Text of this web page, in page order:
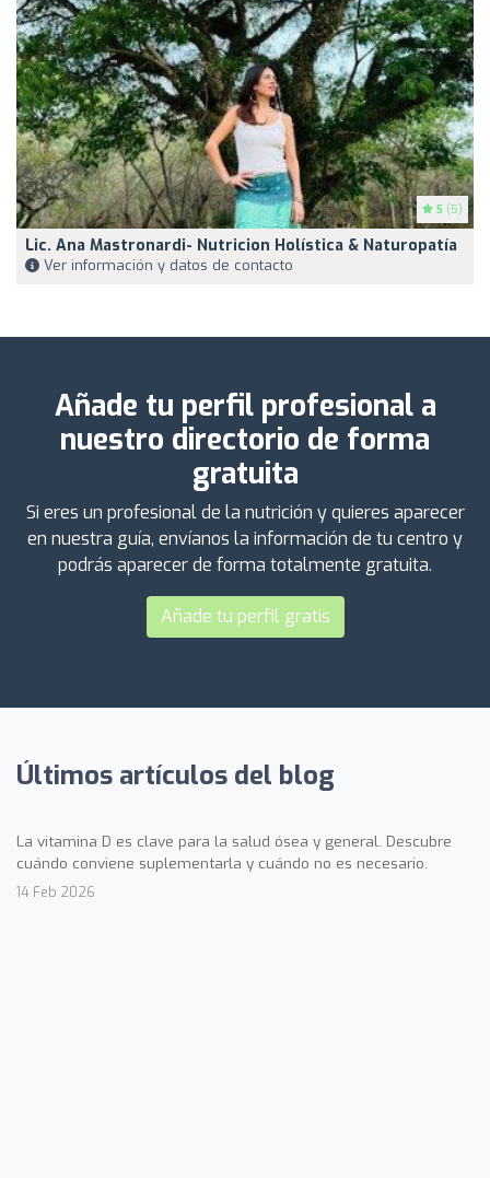
5 (5)
Lic. Ana Mastronardi- Nutricion Holística & Naturopatía
Ver información y datos de contacto
Añade tu perfil profesional a
nuestro directorio de forma
gratuita
Si eres un profesional de la nutrición y quieres aparecer
en nuestra guía, envíanos la información de tu centro y
podrás aparecer de forma totalmente gratuita.
Añade tu perfil gratis
Últimos artículos del blog
La vitamina D es clave para la salud ósea y general. Descubre
cuándo conviene suplementarla y cuándo no es necesario.
14 Feb 2026